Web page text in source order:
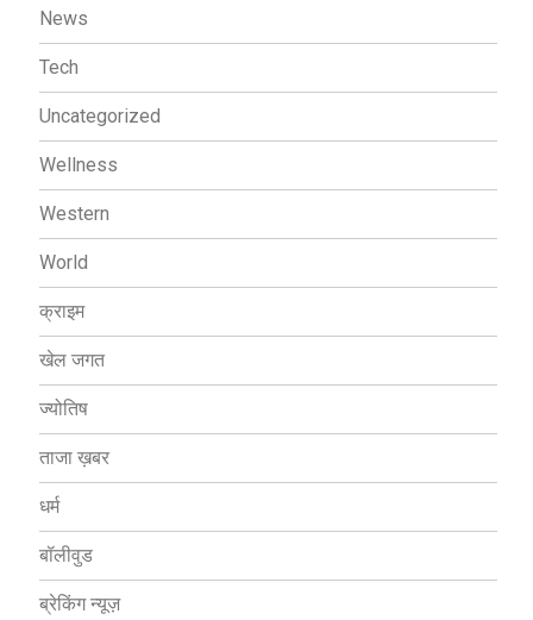
News
Tech
Uncategorized
Wellness
Western
World
क्राइम
खेल जगत
ज्योतिष
ताजा ख़बर
धर्म
बॉलीवुड
ब्रेकिंग न्यूज़